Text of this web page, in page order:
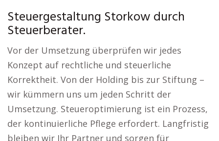
Steuergestaltung Storkow durch
Steuerberater.
Vor der Umsetzung überprüfen wir jedes
Konzept auf rechtliche und steuerliche
Korrektheit. Von der Holding bis zur Stiftung –
wir kümmern uns um jeden Schritt der
Umsetzung. Steueroptimierung ist ein Prozess,
der kontinuierliche Pflege erfordert. Langfristig
bleiben wir Ihr Partner und sorgen für